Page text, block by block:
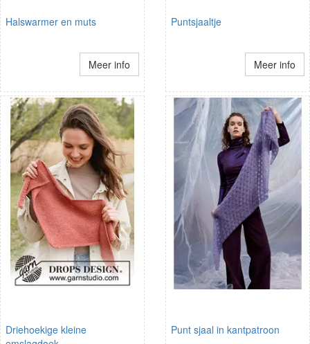
Halswarmer en muts
Meer info
Puntsjaaltje
Meer info
Driehoekige kleine
Punt sjaal in kantpatroon